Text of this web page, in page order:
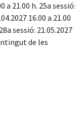
a 21.00 h. 25a sessió:
16.00 a 21.00
sessió: 21.05.2027
de les